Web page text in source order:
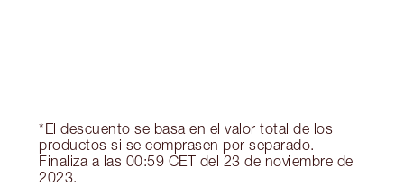
*El descuento se basa en el valor total de los
productos si se comprasen por separado.
Finaliza a las 00:59 CET del 23 de noviembre de
2023.